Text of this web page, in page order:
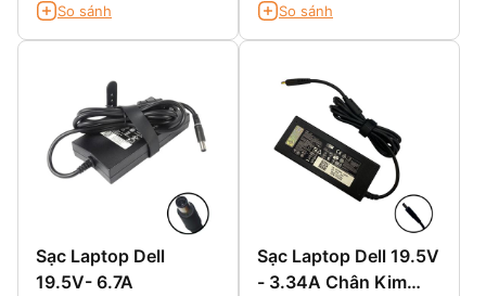
So sánh So sánh
Sạc Laptop Dell
19.5V- 6.7A
Sạc Laptop Dell 19.5V
- 3.34A Chân Kim